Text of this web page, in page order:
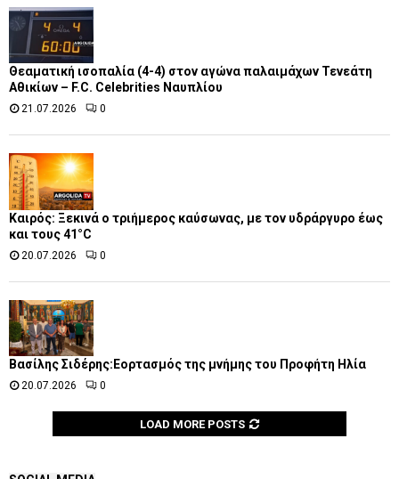
Θεαματική ισοπαλία (4-4) στον αγώνα παλαιμάχων Τενεάτη
Αθικίων – F.C. Celebrities Ναυπλίου
21.07.2026 0
Καιρός: Ξεκινά ο τριήμερος καύσωνας, με τον υδράργυρο έως
και τους 41°C
20.07.2026 0
Βασίλης Σιδέρης:Εορτασμός της μνήμης του Προφήτη Ηλία
20.07.2026 0
LOAD MORE POSTS